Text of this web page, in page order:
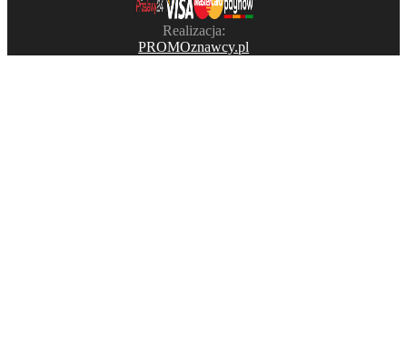
Realizacja:
PROMOznawcy.pl